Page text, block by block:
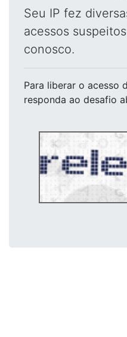
Seu IP fez
acessos
conosco.
Para liberar o acesso
responda ao desafio